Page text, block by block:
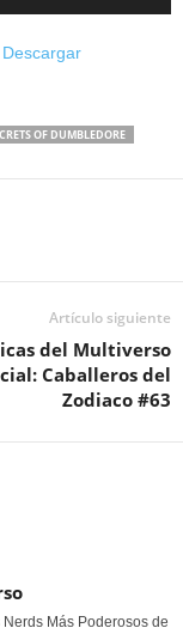
Descargar
OF DUMBLEDORE
Artículo siguiente
del Multiverso
Caballeros del
Zodiaco #63
Más Poderosos de